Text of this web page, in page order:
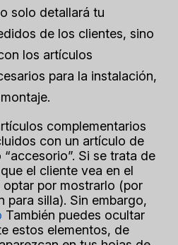
solo detallará tu
de los clientes, sino
los artículos
para la instalación,
complementarios
con un artículo de
Si se trata de
el cliente vea en el
por mostrarlo (por
para silla). Sin embargo,
También puedes ocultar
estos elementos, de